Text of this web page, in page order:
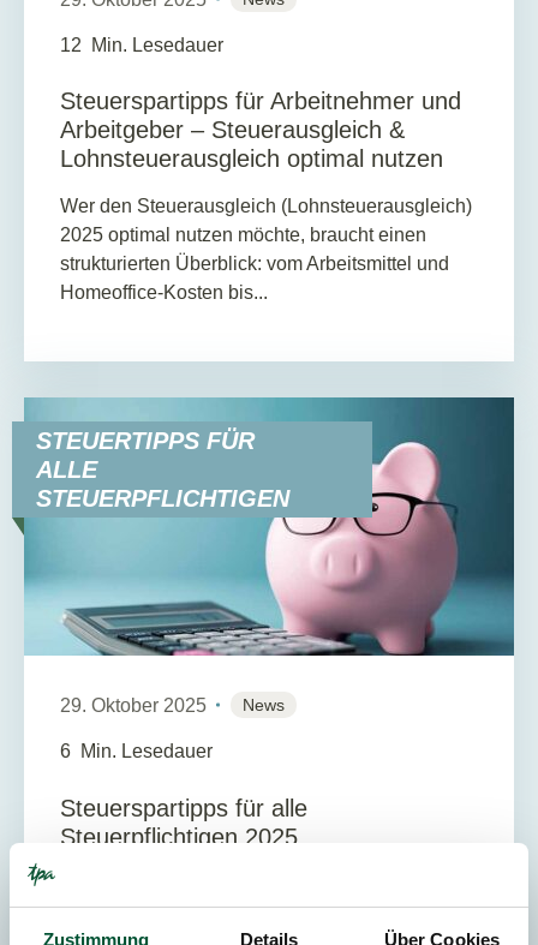
Zustimmung Details Über Cookies
12 Min. Lesedauer
Steuerspartipps für Arbeitnehmer und
Arbeitgeber – Steuerausgleich &
Lohnsteuerausgleich optimal nutzen
Wer den Steuerausgleich (Lohnsteuerausgleich)
2025 optimal nutzen möchte, braucht einen
strukturierten Überblick: vom Arbeitsmittel und
Homeoffice-Kosten bis...
STEUERTIPPS FÜR
ALLE
STEUERPFLICHTIGEN
29. Oktober 2025 News
6 Min. Lesedauer
Steuerspartipps für alle
Steuerpflichtigen 2025
rechtssicher optimieren möchte, findet hier einen